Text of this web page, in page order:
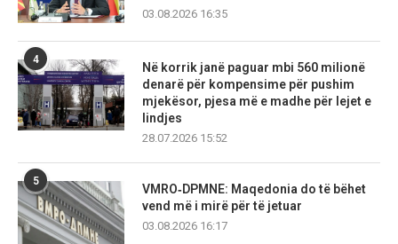
03.08.2026 16:35
4
Në korrik janë paguar mbi 560 milionë
denarë për kompensime për pushim
mjekësor, pjesa më e madhe për lejet e
lindjes
28.07.2026 15:52
5
VMRO‑DPMNE: Maqedonia do të bëhet
vend më i mirë për të jetuar
03.08.2026 16:17